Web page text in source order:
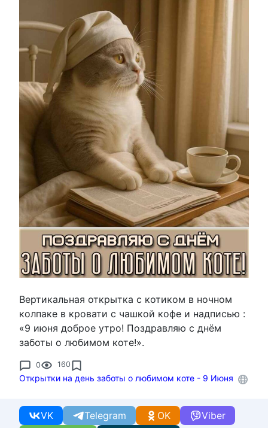
Вертикальная открытка с котиком в ночном
колпаке в кровати с чашкой кофе и надписью :
«9 июня доброе утро! Поздравляю с днём
заботы о любимом коте!».
0 160
Открытки на день заботы о любимом коте - 9 Июня
VK Telegram Viber
OK